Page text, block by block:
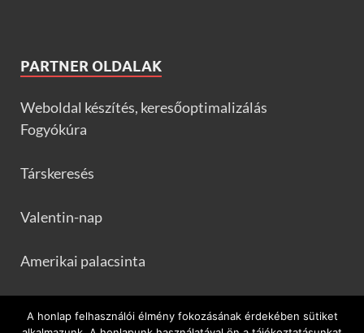
PARTNER OLDALAK
Weboldal készítés, keresőoptimalizálás
Fogyókúra
Társkeresés
Valentin-nap
Amerikai palacsinta
A honlap felhasználói élmény fokozásának érdekében sütiket